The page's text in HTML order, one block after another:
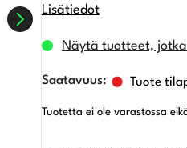
Lisätiedot
Näytä tuotteet,
Tuote
Tuotetta ei ole varastossa